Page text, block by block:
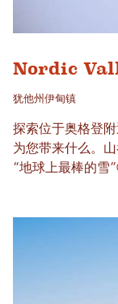
Nordic
犹他州伊甸镇
探索位于奥格登
为您带来什么。
“地球上最棒的雪